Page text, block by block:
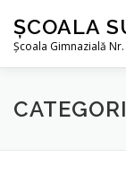
ȘCOALA
Școala Gimnazială Nr.
DESPRE NOI